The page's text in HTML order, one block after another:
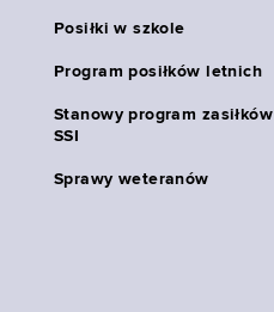
Posiłki w szkole
Program posiłków letnich
Stanowy program zasiłków
SSI
Sprawy weteranów